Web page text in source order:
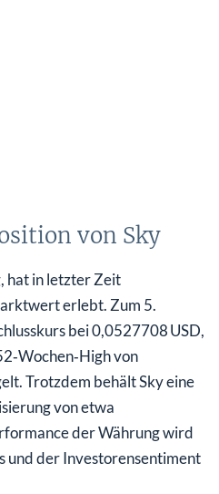
von Sky
hat in letzter Zeit
erlebt. Zum 5.
bei 0,0527708 USD,
von
Trotzdem behält Sky eine
von etwa
der Währung wird
der Investorensentiment